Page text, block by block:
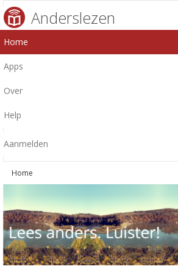
Anderslezen
Home
Apps
Over
Help
Aanmelden
Home